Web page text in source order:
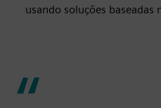
usando soluções baseadas